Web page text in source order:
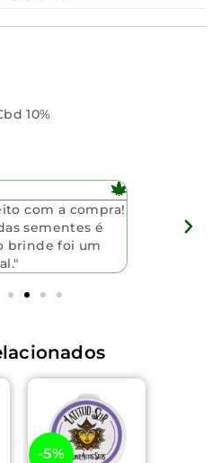
10%
com a compra!
sementes é
brinde foi um
entrega foi
-5%